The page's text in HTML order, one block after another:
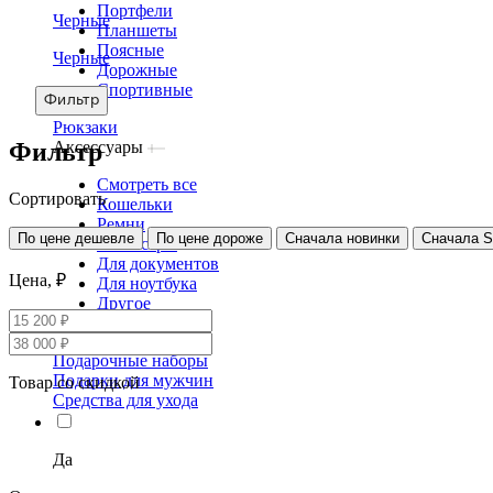
Портфели
Планшеты
Поясные
Дорожные
Спортивные
Рюкзаки
Аксессуары
Смотреть все
Кошельки
Ремни
Несессеры
Для документов
Для ноутбука
Другое
Сертификаты
Подарочные наборы
Подарки для мужчин
Средства для ухода
Черные
Черные
Фильтр
Фильтр
Сортировать
По цене дешевле По цене дороже Сначала новинки Сначала
Цена, ₽
Товар со скидкой
Да